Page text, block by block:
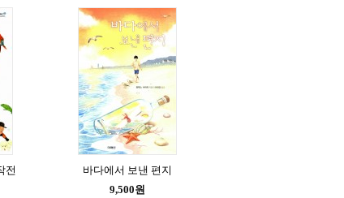
전
바다에서 보낸 편지
9,500원